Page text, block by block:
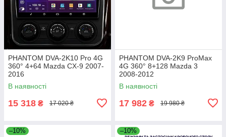
PHANTOM DVA-2K10 Pro 4G
360° 4+64 Mazda CX-9 2007-
2016
В наявності
15 318 ₴ 17 020 ₴
PHANTOM DVA-2K9 ProMax
4G 360° 8+128 Mazda 3
2008-2012
В наявності
17 982 ₴ 19 980 ₴
–10% –10%